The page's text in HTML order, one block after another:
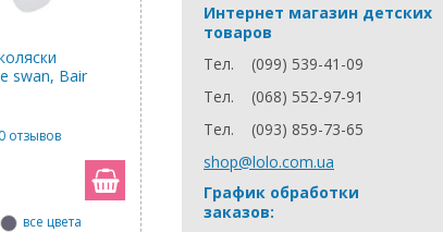
swan, Bair
0 отзывов
все цвета
Интернет магазин детских
товаров
Тел.
(099) 539-41-09
Тел.
(068) 552-97-91
Тел.
(093) 859-73-65
shop@lolo.com.ua
График обработки
заказов: